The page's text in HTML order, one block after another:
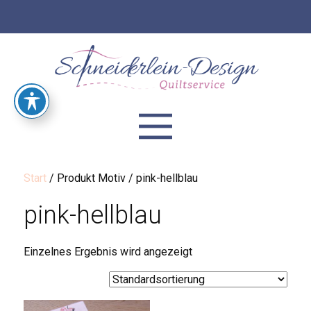
Start / Produkt Motiv / pink-hellblau
pink-hellblau
Einzelnes Ergebnis wird angezeigt